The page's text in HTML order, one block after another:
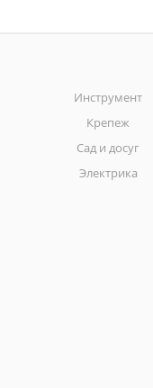
Инструмент
Крепеж
Сад и досуг
Электрика